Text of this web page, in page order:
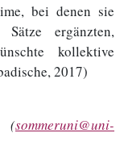
bei denen sie
ergänzten,
kollektive
2017)
(sommeruni@uni-